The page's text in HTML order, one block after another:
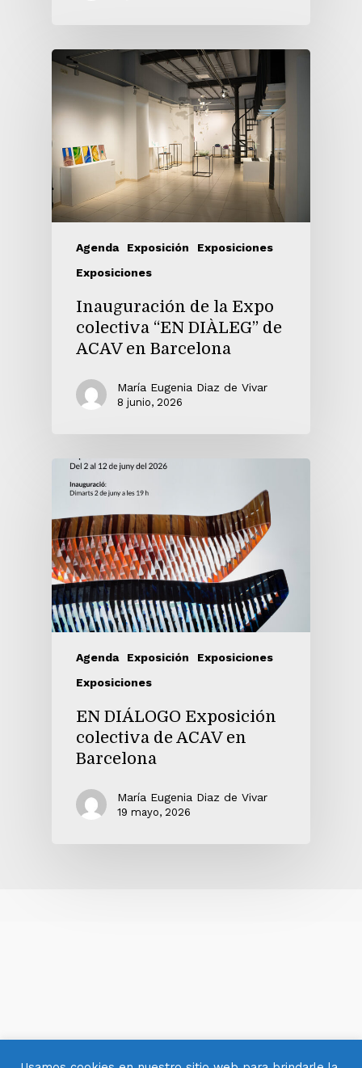
Agenda Exposición
Exposiciones
Exposiciones
Inauguración de la Expo
colectiva “EN DIÀLEG” de
ACAV en Barcelona
María Eugenia Diaz de Vivar
8 junio, 2026
Agenda Exposición
Exposiciones
Exposiciones
EN DIÁLOGO Exposición
colectiva de ACAV en
Barcelona
María Eugenia Diaz de Vivar
19 mayo, 2026